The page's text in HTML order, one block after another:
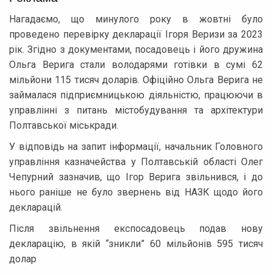
Нагадаємо, що минулого року в жовтні було
проведено перевірку декларації Ігоря Веризи за 2023
рік. Згідно з документами, посадовець і його дружина
Ольга Верига стали володарями готівки в сумі 62
мільйони 115 тисяч доларів. Офіційно Ольга Верига не
займалася підприємницькою діяльністю, працюючи в
управлінні з питань містобудування та архітектури
Полтавської міськради.
У відповідь на запит інформації, начальник Головного
управління казначейства у Полтавській області Олег
Чепурний зазначив, що Ігор Верига звільнився, і до
нього раніше не було звернень від НАЗК щодо його
декларацій.
Після звільнення експосадовець подав нову
декларацію, в якій “зникли” 60 мільйонів 595 тисяч
долар